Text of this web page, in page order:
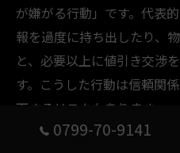
が嫌がる行動」です。代表
報を過度に持ち出したり、
と、必要以上に値引き交渉
す。こうした行動は信頼関
下するリスクもあります。
円滑な相談を行うためには
0799-70-9141